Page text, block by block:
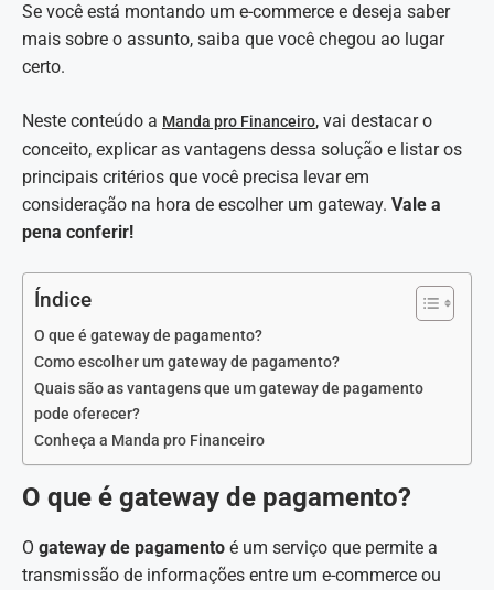
Se você está montando um e-commerce e deseja saber
mais sobre o assunto, saiba que você chegou ao lugar
certo.
Neste conteúdo a Manda pro Financeiro, vai destacar o
conceito, explicar as vantagens dessa solução e listar os
principais critérios que você precisa levar em
consideração na hora de escolher um gateway. Vale a
pena conferir!
Índice
O que é gateway de pagamento?
Como escolher um gateway de pagamento?
Quais são as vantagens que um gateway de pagamento
pode oferecer?
Conheça a Manda pro Financeiro
O que é gateway de pagamento?
O gateway de pagamento é um serviço que permite a
transmissão de informações entre um e-commerce ou